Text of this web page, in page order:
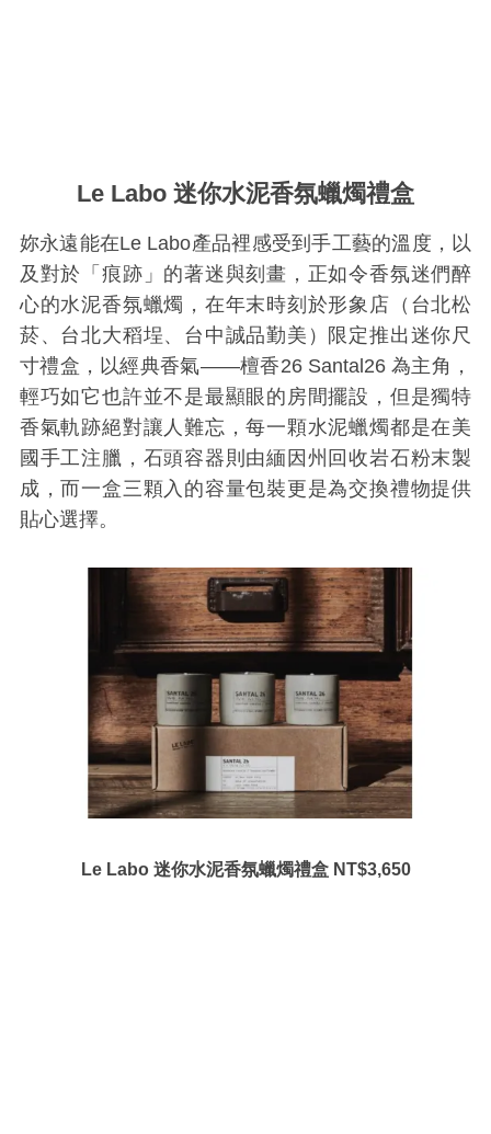
Le Labo 迷你水泥香氛蠟燭禮盒
妳永遠能在Le Labo產品裡感受到手工藝的溫度，以
及對於「痕跡」的著迷與刻畫，正如令香氛迷們醉
心的水泥香氛蠟燭，在年末時刻於形象店（台北松
菸、台北大稻埕、台中誠品勤美）限定推出迷你尺
寸禮盒，以經典香氣——檀香26 Santal26 為主角，
輕巧如它也許並不是最顯眼的房間擺設，但是獨特
香氣軌跡絕對讓人難忘，每一顆水泥蠟燭都是在美
國手工注臘，石頭容器則由緬因州回收岩石粉末製
成，而一盒三顆入的容量包裝更是為交換禮物提供
貼心選擇。
Le Labo 迷你水泥香氛蠟燭禮盒 NT$3,650